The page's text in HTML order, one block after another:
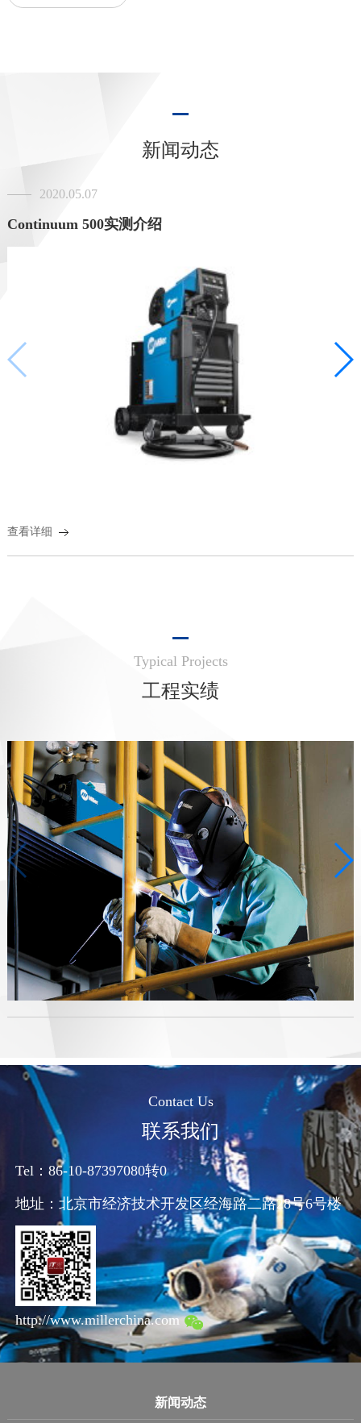
新闻动态
2020.05.07
Continuum 500实测介绍
查看详细
Typical Projects
工程实绩
Contact Us
联系我们
Tel：86-10-87397080转0
地址： 北京市经济技术开发区经海路二路28号6号楼
http://www.millerchina.com
新闻动态